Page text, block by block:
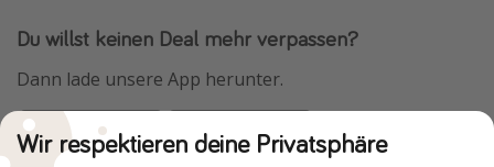
Du willst keinen Deal mehr verpassen?
Dann lade unsere App herunter.
Wir respektieren deine Privatsphäre